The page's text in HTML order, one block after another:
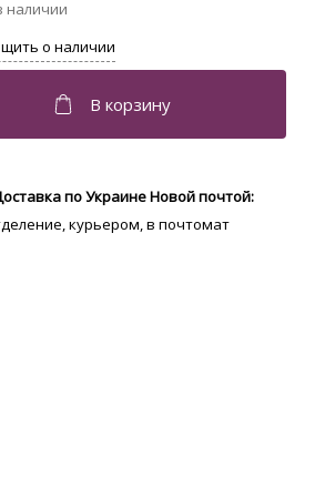
по Украине Новой почтой:
курьером, в почтомат